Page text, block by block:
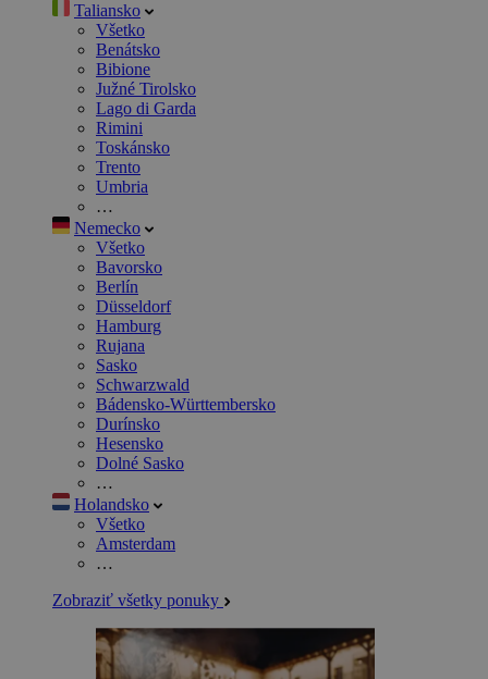
Taliansko
Všetko
Benátsko
Bibione
Južné Tirolsko
Lago di Garda
Rimini
Toskánsko
Trento
Umbria
…
Nemecko
Všetko
Bavorsko
Berlín
Düsseldorf
Hamburg
Rujana
Sasko
Schwarzwald
Bádensko-Württembersko
Durínsko
Hesensko
Dolné Sasko
…
Holandsko
Všetko
Amsterdam
…
Zobraziť všetky ponuky